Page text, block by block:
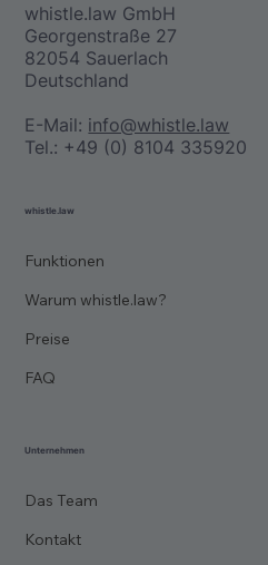
whistle.law GmbH
Georgenstraße 27
82054 Sauerlach
Deutschland
E-Mail: info@whistle.law
Tel.: +49 (0) 8104 335920
whistle.law
Funktionen
Warum whistle.law?
Preise
FAQ
Unternehmen
Das Team
Kontakt